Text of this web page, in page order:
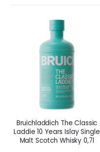
Bruichladdich The Classic
Laddie 10 Years Islay Single
Malt Scotch Whisky 0,7l